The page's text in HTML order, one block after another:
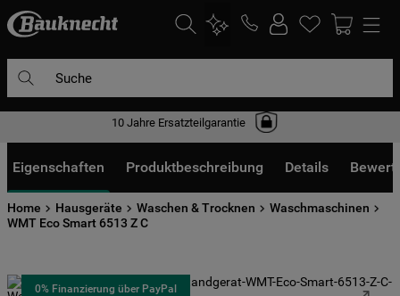
10 Jahre Ersatzteilgarantie
Eigenschaften Produktbeschreibung Details
Home Hausgeräte Waschen & Trocknen
Waschmaschinen
WMT Eco Smart 6513 Z C
0% Finanzierung über PayPal
DIE HÄUFIGSTEN SUCHANFRAGEN
2. geschirrspülern
3. kühlgefrierkombination
5. trockner